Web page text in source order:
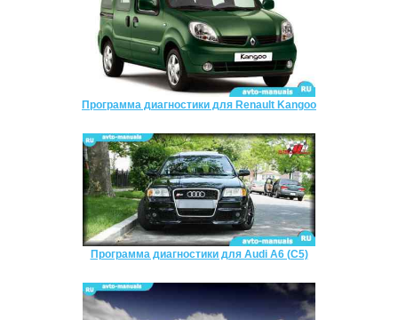
Программа диагностики для Renault Kangoo
Программа диагностики для Audi A6 (C5)